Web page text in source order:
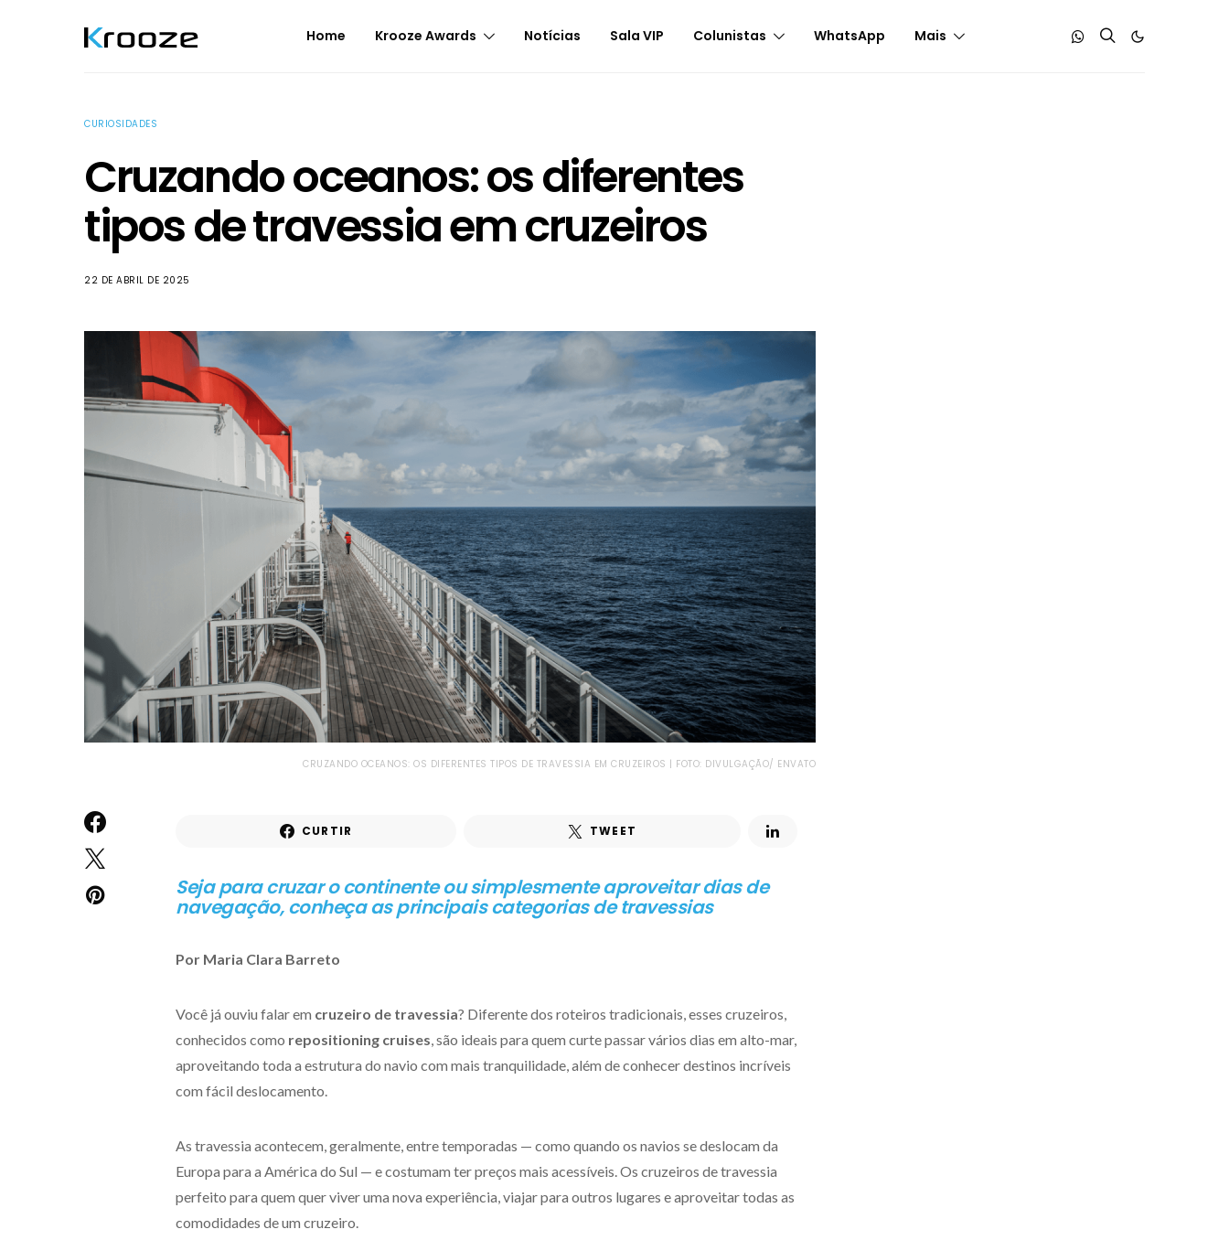
Home Krooze Awards Notícias Sala VIP Colunistas WhatsApp Mais
CURIOSIDADES
Cruzando oceanos: os diferentes
tipos de travessia em cruzeiros
22 DE ABRIL DE 2025
CRUZANDO OCEANOS: OS DIFERENTES TIPOS DE TRAVESSIA EM CRUZEIROS | FOTO: DIVULGAÇÃO/ ENVATO
CURTIR TWEET
Seja para cruzar o continente ou simplesmente aproveitar dias de
navegação, conheça as principais categorias de travessias
Por Maria Clara Barreto
Você já ouviu falar em cruzeiro de travessia? Diferente dos roteiros tradicionais, esses cruzeiros,
conhecidos como repositioning cruises, são ideais para quem curte passar vários dias em alto-mar,
aproveitando toda a estrutura do navio com mais tranquilidade, além de conhecer destinos incríveis
com fácil deslocamento.
As travessia acontecem, geralmente, entre temporadas — como quando os navios se deslocam da
Europa para a América do Sul — e costumam ter preços mais acessíveis. Os cruzeiros de travessia
perfeito para quem quer viver uma nova experiência, viajar para outros lugares e aproveitar todas as
comodidades de um cruzeiro.